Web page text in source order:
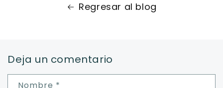
Regresar al blog
Deja un comentario
Nombre *